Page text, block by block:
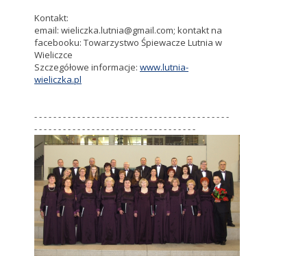
Kontakt:
email: wieliczka.lutnia@gmail.com; kontakt na
facebooku: Towarzystwo Śpiewacze Lutnia w
Wieliczce
Szczegółowe informacje: www.lutnia-
wieliczka.pl
- - - - - - - - - - - - - - - - - - - - - - - - - - - - - - - - - - - - - - - - -
- - - - - - - - - - - - - - - - - - - - - - - - - - - - - - - - - -